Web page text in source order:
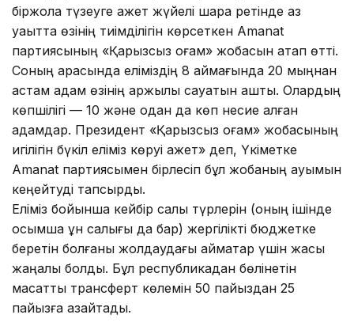
біржола түзеуге қажет жүйелі шара ретінде аз
уақытта өзінің тиімділігін көрсеткен Amanat
партиясының «Қарызсыз қоғам» жобасын атап өтті.
Соның арқасында еліміздің 8 аймағында 20 мыңнан
астам адам өзінің қаржылық сауатын ашты. Олардың
көпшілігі — 10 және одан да көп несие алған
адамдар. Президент «Қарызсыз қоғам» жобасының
игілігін бүкіл еліміз көруі қажет» деп, Үкіметке
Amanat партиясымен бірлесіп бұл жобаның ауқымын
кеңейтуді тапсырды.
Еліміз бойынша кейбір салық түрлерін (оның ішінде
қосымша құн салығы да бар) жергілікті бюджетке
беретін болғаны жолдаудағы аймақтар үшін жақсы
жаңалық болды. Бұл республикадан бөлінетін
мақсатты трансферт көлемін 50 пайыздан 25
пайызға азайтады.